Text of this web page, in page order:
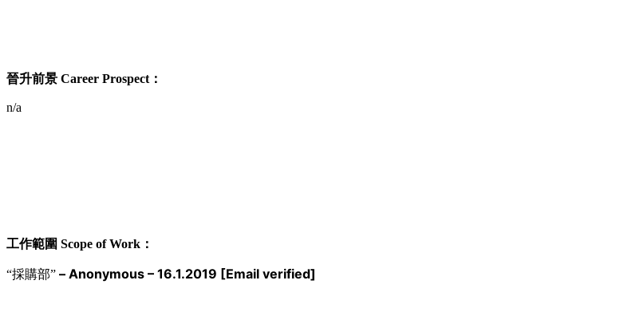
晉升前景 Career Prospect：
n/a
工作範圍 Scope of Work：
“採購部” – Anonymous – 16.1.2019 [Email verified]